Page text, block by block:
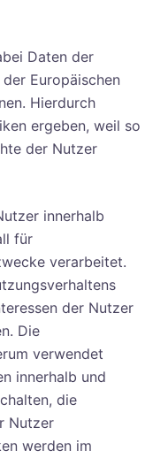
Daten der
Europäischen
Hierdurch
ergeben, weil so
der Nutzer
innerhalb
für
verarbeitet.
der Nutzer
Die
verwendet
innerhalb und
die
Nutzer
werden im